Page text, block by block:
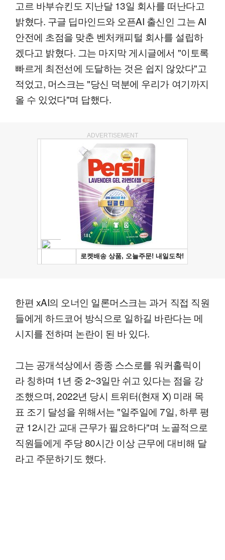
고르 바부슈킨도 지난달 13일 회사를 떠난다고
밝혔다. 구글 딥마인드와 오픈AI 출신인 그는 AI
안전에 초점을 맞춘 벤처캐피털 회사를 설립하
겠다고 밝혔다. 그는 마지막 게시글에서 "이토록
빠르게 최전선에 도달하는 것은 쉽지 않았다"고
적었고, 머스크는 "당신 덕분에 우리가 여기까지
올 수 있었다"며 답했다.
ADVERTISEMENT
한편 xAI의 오너인 일론머스크는 과거 직접 직원
들에게 하드코어 방식으로 일하길 바란다는 메
시지를 전하며 논란이 된 바 있다.
그는 공개석상에서 종종 스스로를 워커홀릭이
라 칭하며 1년 중 2~3일만 쉬고 있다는 점을 강
조했으며, 2022년 당시 트위터(현재 X) 미래 목
표 조기 달성을 위해서는 "일주일에 7일, 하루 평
균 12시간 교대 근무가 필요하다"며 노골적으로
직원들에게 주당 80시간 이상 근무에 대비해 달
라고 주문하기도 했다.